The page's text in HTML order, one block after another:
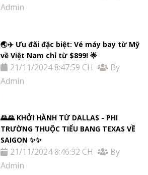
Admin
🌏✈️ Ưu đãi đặc biệt: Vé máy bay từ Mỹ
về Việt Nam chỉ từ $899! 🌟
21/11/2024 8:47:59 CH
By
Admin
🌄🌄 KHỞI HÀNH TỪ DALLAS - PHI
TRƯỜNG THUỘC TIỂU BANG TEXAS VỀ
SAIGON ✨✨
21/11/2024 8:46:32 CH
By
Admin